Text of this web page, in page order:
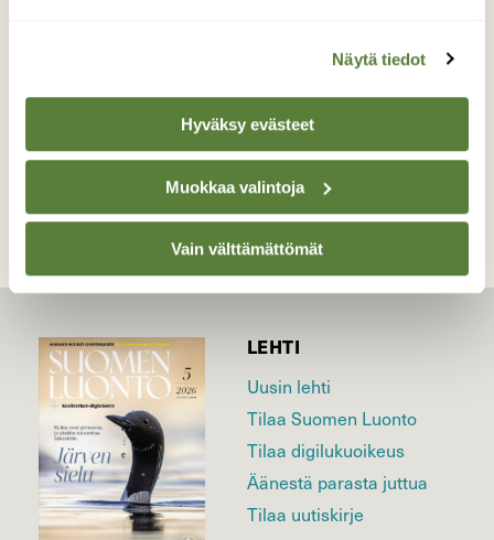
Näytä tiedot
Hyväksy evästeet
Muokkaa valintoja
Vain välttämättömät
TAKAISIN LISTAAN
LEHTI
Uusin lehti
Tilaa Suomen Luonto
Tilaa digilukuoikeus
Äänestä parasta juttua
Tilaa uutiskirje